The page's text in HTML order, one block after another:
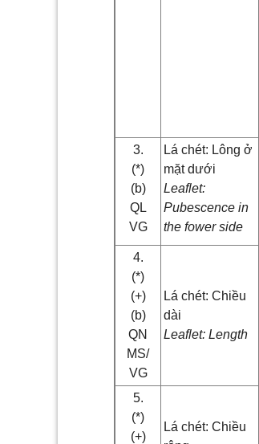
3.
(*)
(b)
QL
VG
Lá chét: Lông ở
mặt dưới
Leaflet:
Pubescence in
the fower side
4.
(*)
(+)
(b)
QN
MS/
VG
Lá chét: Chiều
dài
Leaflet: Length
5.
(*)
(+)
Lá chét: Chiều